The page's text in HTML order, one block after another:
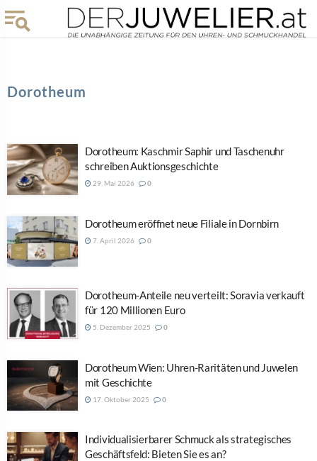
Dorotheum
Dorotheum: Kaschmir Saphir und Taschenuhr
schreiben Auktionsgeschichte
29. Mai 2026 0
Dorotheum eröffnet neue Filiale in Dornbirn
7. April 2026 0
Dorotheum-Anteile neu verteilt: Soravia verkauft
für 120 Millionen Euro
5. Dezember 2025 0
Dorotheum Wien: Uhren-Raritäten und Juwelen
mit Geschichte
17. Oktober 2025 0
Individualisierbarer Schmuck als strategisches
Geschäftsfeld: Bieten Sie es an?